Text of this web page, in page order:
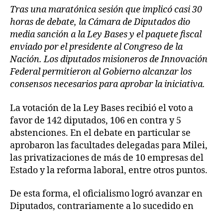
Tras una maratónica sesión que implicó casi 30
horas de debate, la Cámara de Diputados dio
media sanción a la Ley Bases y el paquete fiscal
enviado por el presidente al Congreso de la
Nación. Los diputados misioneros de Innovación
Federal permitieron al Gobierno alcanzar los
consensos necesarios para aprobar la iniciativa.
La votación de la Ley Bases recibió el voto a
favor de 142 diputados, 106 en contra y 5
abstenciones. En el debate en particular se
aprobaron las facultades delegadas para Milei,
las privatizaciones de más de 10 empresas del
Estado y la reforma laboral, entre otros puntos.
De esta forma, el oficialismo logró avanzar en
Diputados, contrariamente a lo sucedido en